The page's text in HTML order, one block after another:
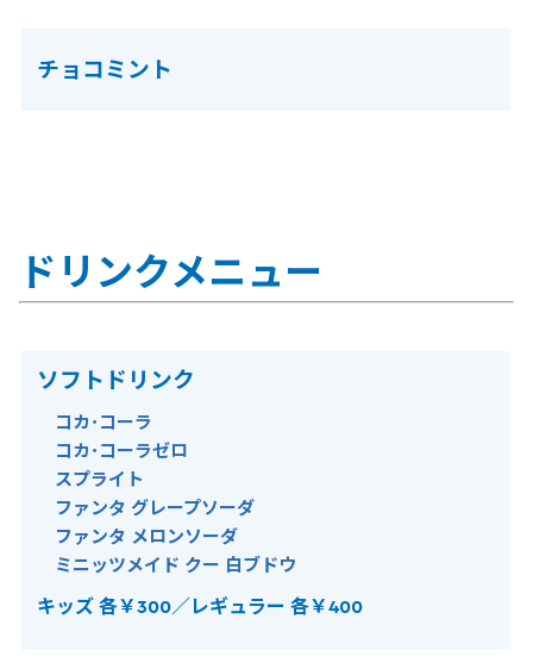
チョコミント
ドリンクメニュー
ソフトドリンク
コカ･コーラ
コカ･コーラゼロ
スプライト
ファンタ グレープソーダ
ファンタ メロンソーダ
ミニッツメイド クー 白ブドウ
キッズ 各￥300／レギュラー 各￥400